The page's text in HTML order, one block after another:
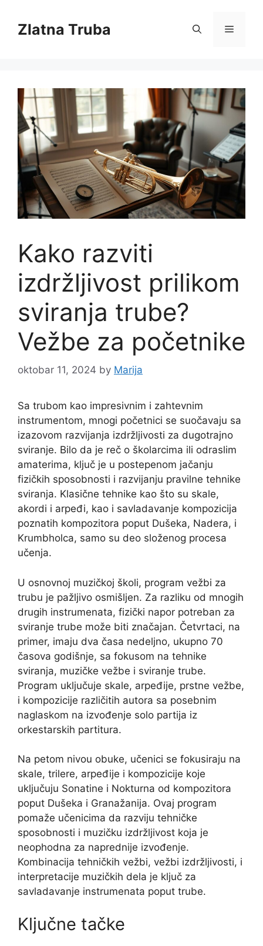
contentZlatna Truba Menu
Kako razviti
izdržljivost prilikom
sviranja trube?
Vežbe za početnike
oktobar 11, 2024 by Marija
Sa trubom kao impresivnim i zahtevnim
instrumentom, mnogi početnici se suočavaju sa
izazovom razvijanja izdržljivosti za dugotrajno
sviranje. Bilo da je reč o školarcima ili odraslim
amaterima, ključ je u postepenom jačanju
fizičkih sposobnosti i razvijanju pravilne tehnike
sviranja. Klasične tehnike kao što su skale,
akordi i arpeđi, kao i savladavanje kompozicija
poznatih kompozitora poput Dušeka, Nadera, i
Krumbholca, samo su deo složenog procesa
učenja.
U osnovnoj muzičkoj školi, program vežbi za
trubu je pažljivo osmišljen. Za razliku od mnogih
drugih instrumenata, fizički napor potreban za
sviranje trube može biti značajan. Četvrtaci, na
primer, imaju dva časa nedeljno, ukupno 70
časova godišnje, sa fokusom na tehnike
sviranja, muzičke vežbe i sviranje trube.
Program uključuje skale, arpeđije, prstne vežbe,
i kompozicije različitih autora sa posebnim
naglaskom na izvođenje solo partija iz
orkestarskih partitura.
Na petom nivou obuke, učenici se fokusiraju na
skale, trilere, arpeđije i kompozicije koje
uključuju Sonatine i Nokturna od kompozitora
poput Dušeka i Granažanija. Ovaj program
pomaže učenicima da razviju tehničke
sposobnosti i muzičku izdržljivost koja je
neophodna za naprednije izvođenje.
Kombinacija tehničkih vežbi, vežbi izdržljivosti, i
interpretacije muzičkih dela je ključ za
savladavanje instrumenata poput trube.
Ključne tačke